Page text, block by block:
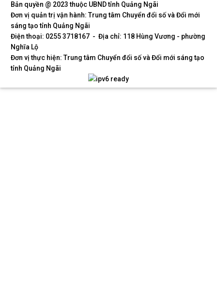
Bản quyền @ 2023 thuộc UBND tỉnh Quảng Ngãi
Đơn vị quản trị vận hành: Trung tâm Chuyển đổi số và Đổi mới
sáng tạo tỉnh Quảng Ngãi
Điện thoại: 0255 3718167 - Địa chỉ: 118 Hùng Vương - phường
Nghĩa Lộ
Đơn vị thực hiện: Trung tâm Chuyển đổi số và Đổi mới sáng tạo
tỉnh Quảng Ngãi